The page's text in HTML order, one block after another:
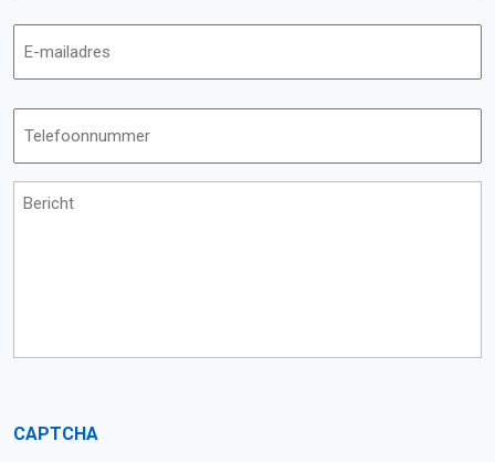
*
E-
mailadres
Telefoonnummer
Toelichting
CAPTCHA